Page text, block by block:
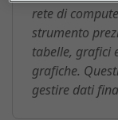
rete di
strumento
tabelle, grafici
grafiche.
gestire dati